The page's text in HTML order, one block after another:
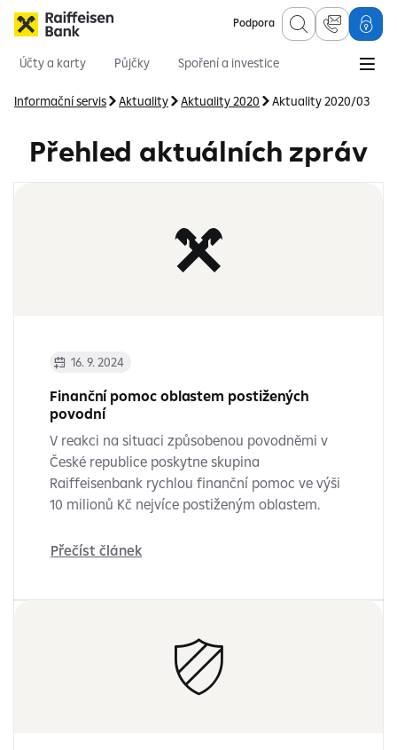
Podpora
Účty a karty Půjčky
Spoření a investice
Informační servis
Aktuality Aktuality 2020 Aktuality 2020/03
Přehled aktuálních zpráv
16. 9. 2024
Finanční pomoc oblastem postižených
povodní
V reakci na situaci způsobenou povodněmi v
České republice poskytne skupina
Raiffeisenbank rychlou finanční pomoc ve výši
10 milionů Kč nejvíce postiženým oblastem.
Přečíst článek